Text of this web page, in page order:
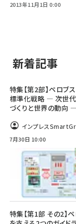
2013年11月1日 0:00
新着記事
特集【第2部】ペロブ
標準化戦略 ― 次世
づくりと世界の動向 ―
インプレス
7月30日 10:00
特集【第1部 その2】